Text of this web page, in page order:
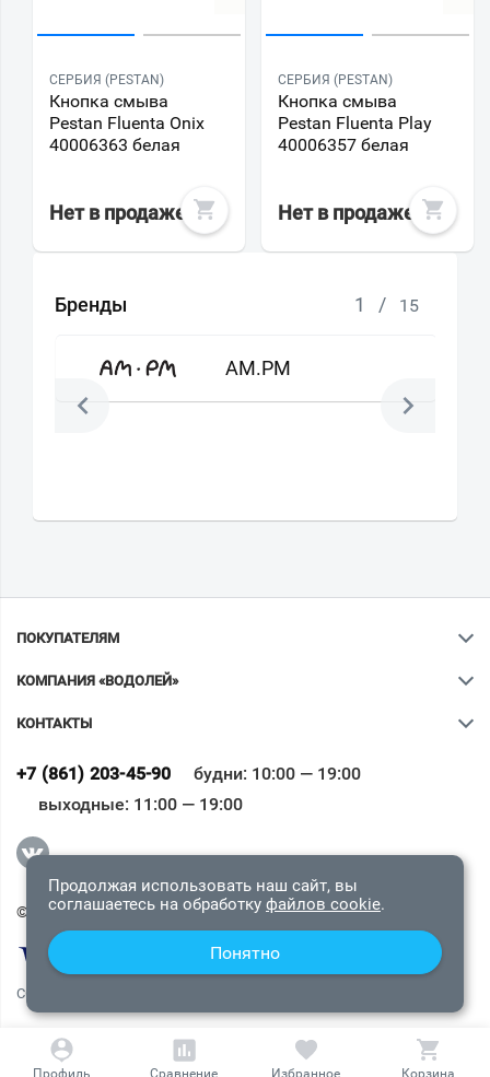
СЕРБИЯ (PESTAN)
Кнопка смыва
Pestan Fluenta Onix
40006363 белая
Нет в продаже
СЕРБИЯ (PESTAN)
Кнопка смыва
Pestan Fluenta Play
40006357 белая
Нет в продаже
Бренды 1 / 15
AM.PM
ПОКУПАТЕЛЯМ
КОМПАНИЯ «ВОДОЛЕЙ»
КОНТАКТЫ
+7 (861) 203-45-90
будни: 10:00 — 19:00
выходные: 11:00 — 19:00
© 2009-2026 «Водолей Онлайн». Все права защищены.
СОГЛАШЕНИЕ О КОНФИДЕНЦИАЛЬНОСТИ
Всё верно
Продолжая использовать наш сайт, вы
соглашаетесь на обработку файлов cookie.
Понятно